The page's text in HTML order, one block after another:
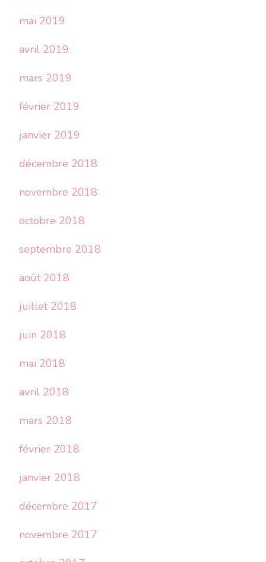
mai 2019
avril 2019
mars 2019
février 2019
janvier 2019
décembre 2018
novembre 2018
octobre 2018
septembre 2018
août 2018
juillet 2018
juin 2018
mai 2018
avril 2018
mars 2018
février 2018
janvier 2018
décembre 2017
novembre 2017